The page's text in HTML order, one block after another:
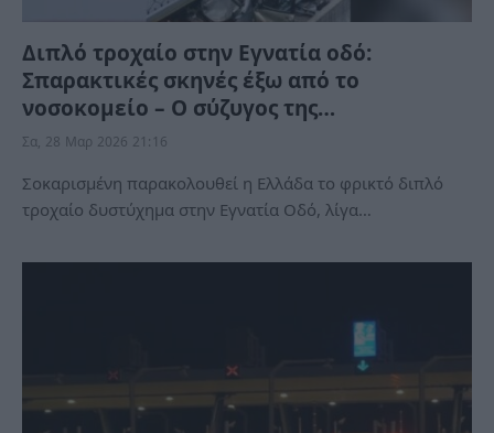
Διπλό τροχαίο στην Εγνατία οδό:
Σπαρακτικές σκηνές έξω από το
νοσοκομείο – Ο σύζυγος της…
Σα, 28 Μαρ 2026 21:16
Σοκαρισμένη παρακολουθεί η Ελλάδα το φρικτό διπλό
τροχαίο δυστύχημα στην Εγνατία Οδό, λίγα…